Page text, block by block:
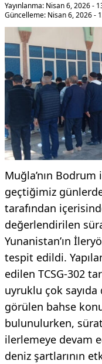
Yayınlanma: Nisan 6, 2026 -
Güncelleme: Nisan 6, 2026 -
Muğla’nın Bodrum
geçtiğimiz günlerde
tarafından
değerlendirilen
Yunanistan’ın
tespit edildi.
edilen TCSG-302
uyruklu çok
görülen bahse
bulunulurken,
ilerlemeye devam
deniz şartlarının